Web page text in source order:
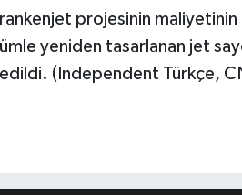
projesinin
yeniden tasarlanan jet
(Independent Türkçe,